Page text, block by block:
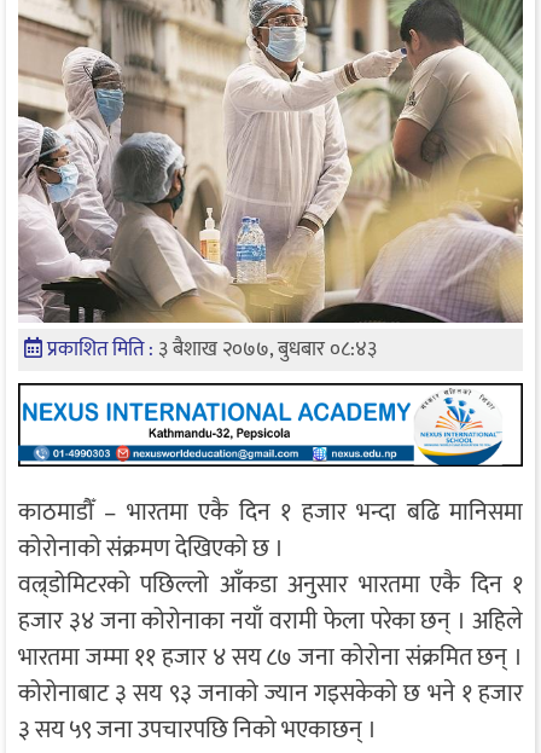
प्रकाशित मिति : ३ बैशाख २०७७, बुधबार ०८:४३
काठमाडौँ – भारतमा एकै दिन १ हजार भन्दा बढि मानिसमा
कोरोनाको संक्रमण देखिएको छ ।
वल्र्डोमिटरको पछिल्लो आँकडा अनुसार भारतमा एकै दिन १
हजार ३४ जना कोरोनाका नयाँ वरामी फेला परेका छन् । अहिले
भारतमा जम्मा ११ हजार ४ सय ८७ जना कोरोना संक्रमित छन् ।
कोरोनाबाट ३ सय ९३ जनाको ज्यान गइसकेको छ भने १ हजार
३ सय ५९ जना उपचारपछि निको भएकाछन् ।